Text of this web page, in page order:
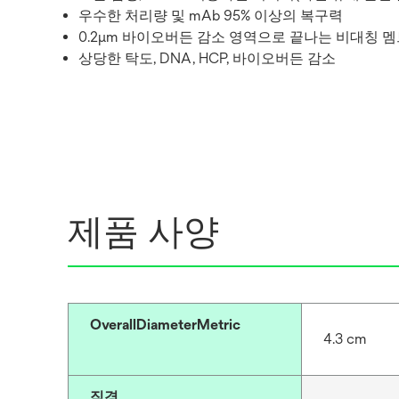
우수한 처리량 및 mAb 95% 이상의 복구력
0.2µm 바이오버든 감소 영역으로 끝나는 비대칭
상당한 탁도, DNA, HCP, 바이오버든 감소
제품 사양
OverallDiameterMetric
4.3 cm